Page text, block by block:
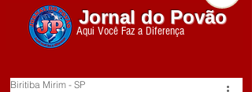
Jornal do Povão
Aqui Você Faz a Diferença
Biritiba Mirim - SP